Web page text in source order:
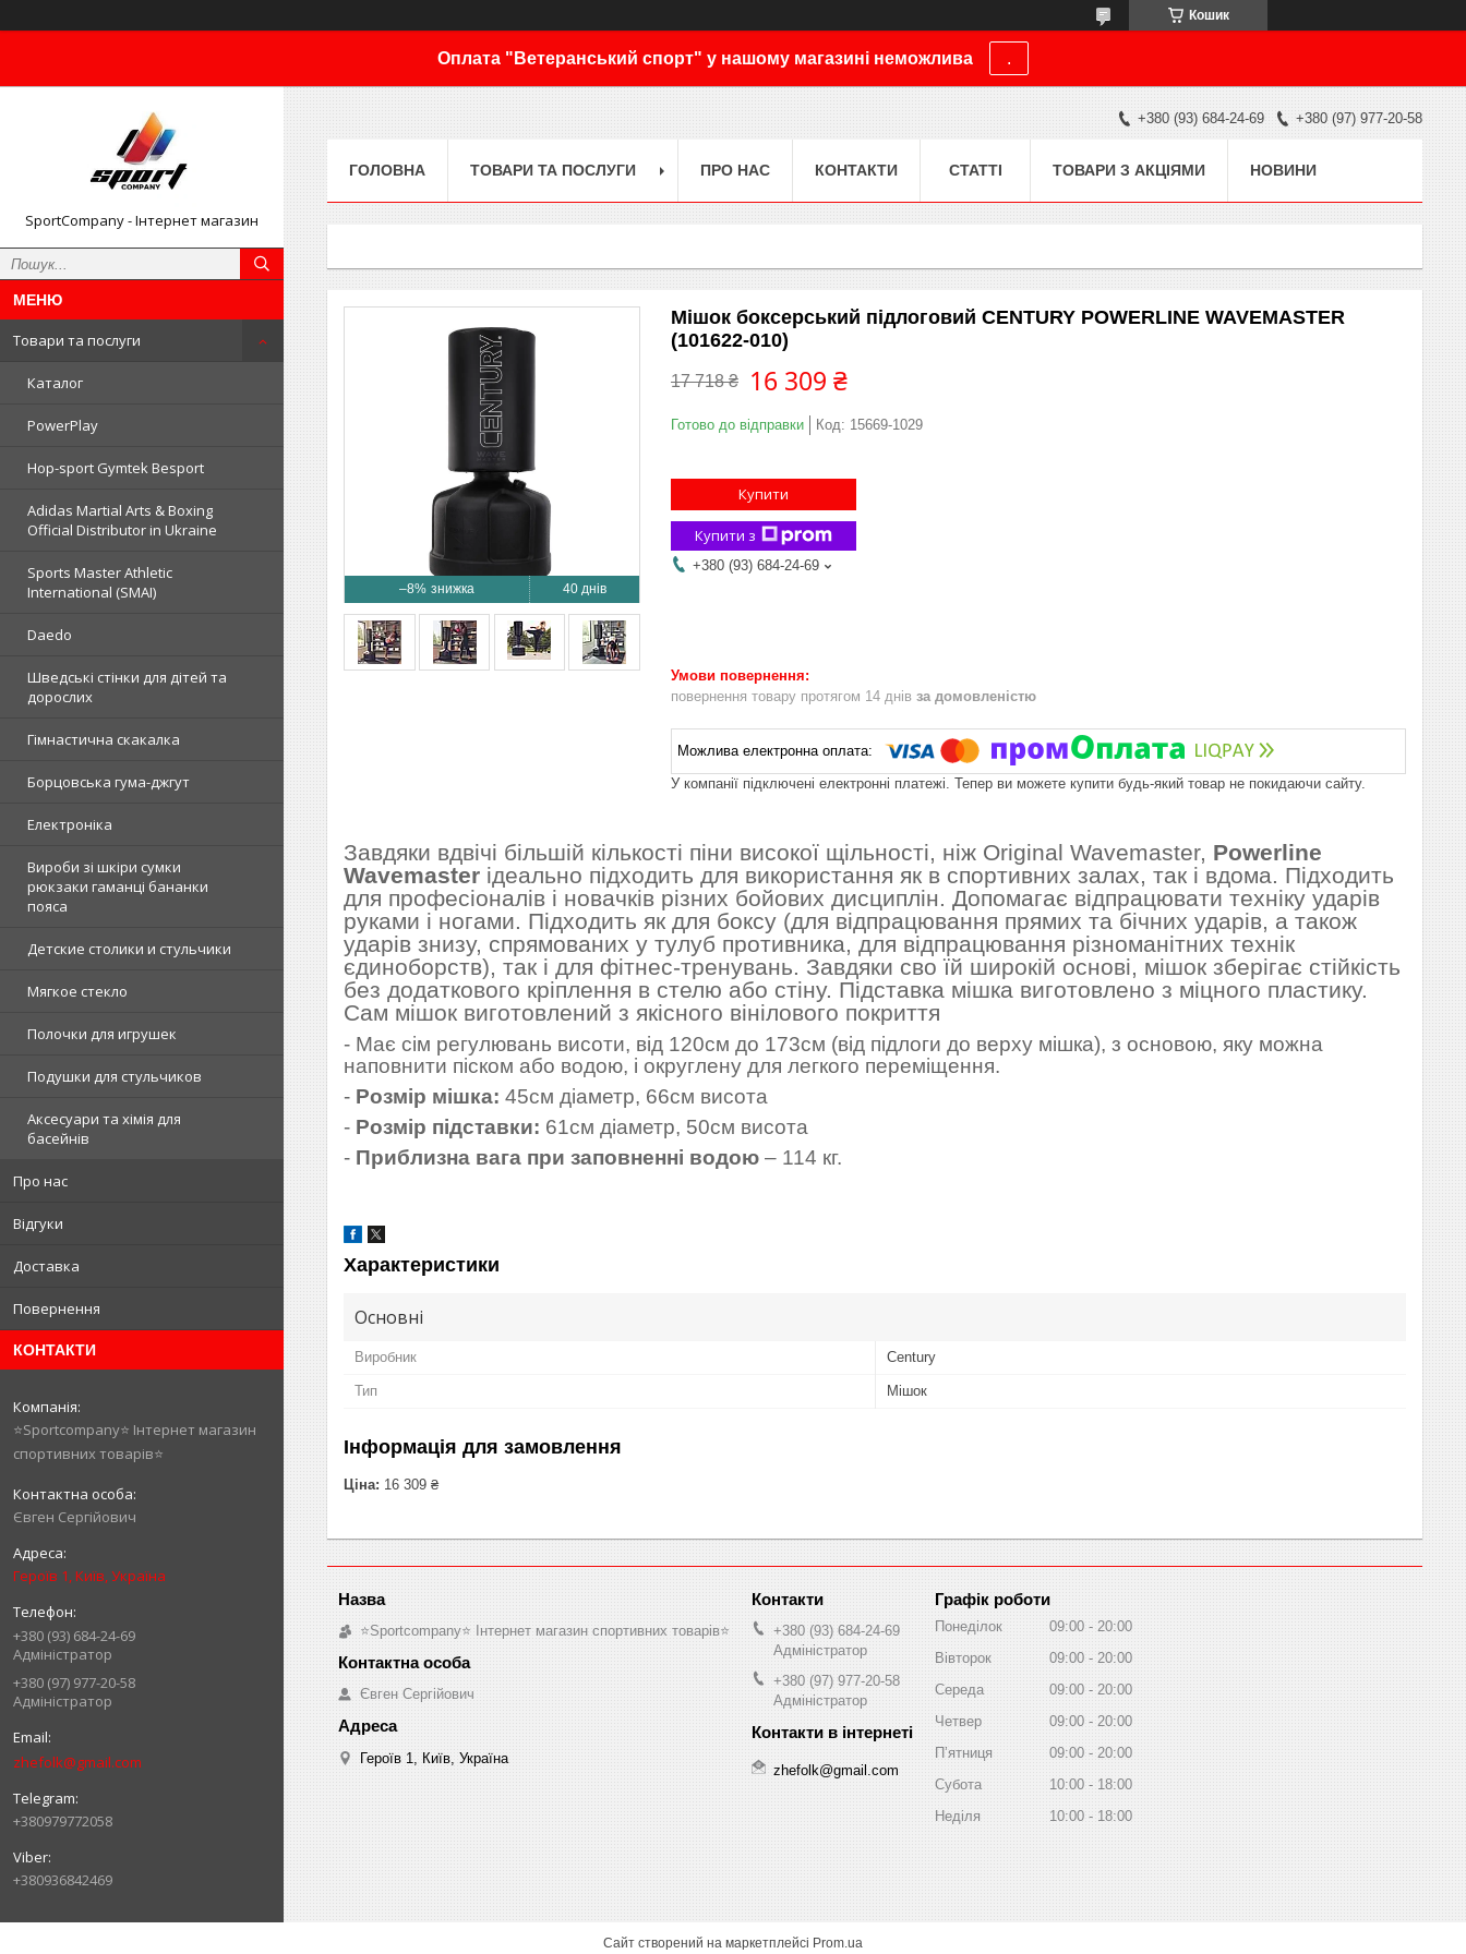
Кошик
Оплата "Ветеранський спорт" у нашому магазині неможлива .
SportCompany - Інтернет магазин
Товари та послуги
Каталог
PowerPlay
Hop-sport Gymtek Besport
Adidas Martial Arts & Boxing
Official Distributor in Ukraine
Sports Master Athletic
International (SMAI)
Daedo
Шведські стінки для дітей та
дорослих
Гімнастична скакалка
Борцовська гума-джгут
Електроніка
Вироби зі шкіри сумки
рюкзаки гаманці бананки
пояса
Детские столики и стульчики
Мягкое стекло
Полочки для игрушек
Подушки для стульчиков
Аксесуари та хімія для
басейнів
Про нас
Відгуки
Доставка
Повернення
КОНТАКТИ
⭐️Sportcompany⭐️ Інтернет магазин
спортивних товарів⭐️
Євген Сергійович
Героїв 1, Київ, Україна
+380 (93) 684-24-69
Адміністратор
+380 (97) 977-20-58
Адміністратор
zhefolk@gmail.com
+380979772058
+380936842469
+380 (93) 684-24-69 +380 (97) 977-20-58
ГОЛОВНА ТОВАРИ ТА ПОСЛУГИ ПРО НАС КОНТАКТИ СТАТТІ ТОВАРИ З АКЦІЯМИ НОВИНИ
–8% 40 днів
Мішок боксерський підлоговий CENTURY POWERLINE WAVEMASTER
(101622-010)
17 718 ₴ 16 309 ₴
Готово до відправки Код: 15669-1029
Купити
Купити з
+380 (93) 684-24-69
повернення товару протягом 14 днів за домовленістю
У компанії підключені електронні платежі. Тепер ви можете купити будь-який товар не покидаючи сайту.
Завдяки вдвічі більшій кількості піни високої щільності, ніж Original Wavemaster, Powerline
Wavemaster ідеально підходить для використання як в спортивних залах, так і вдома. Підходить
для професіоналів і новачків різних бойових дисциплін. Допомагає відпрацювати техніку ударів
руками і ногами. Підходить як для боксу (для відпрацювання прямих та бічних ударів, а також
ударів знизу, спрямованих у тулуб противника, для відпрацювання різноманітних технік
єдиноборств), так і для фітнес-тренувань. Завдяки сво їй широкій основі, мішок зберігає стійкість
без додаткового кріплення в стелю або стіну. Підставка мішка виготовлено з міцного пластику.
Сам мішок виготовлений з якісного вінілового покриття
- Має сім регулювань висоти, від 120см до 173см (від підлоги до верху мішка), з основою, яку можна
наповнити піском або водою, і округлену для легкого переміщення.
- Розмір мішка: 45см діаметр, 66см висота
- Розмір підставки: 61см діаметр, 50см висота
- Приблизна вага при заповненні водою – 114 кг.
Характеристики
Основні
Виробник Century
Тип Мішок
Інформація для замовлення
Ціна: 16 309 ₴
⭐️Sportcompany⭐️ Інтернет магазин спортивних товарів⭐️
Євген Сергійович
Героїв 1, Київ, Україна
+380 (93) 684-24-69
Адміністратор
+380 (97) 977-20-58
Адміністратор
zhefolk@gmail.com
Графік роботи
Понеділок 09:00
20:00
Вівторок
09:00
20:00
Середа
09:00
20:00
Четвер
09:00
20:00
Пʼятниця
09:00
20:00
Субота
10:00
18:00
Неділя
10:00 18:00
Сайт створений на маркетплейсі Prom.ua